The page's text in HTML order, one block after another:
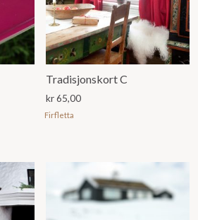
Tradisjonskort C
kr65,00
Firfletta